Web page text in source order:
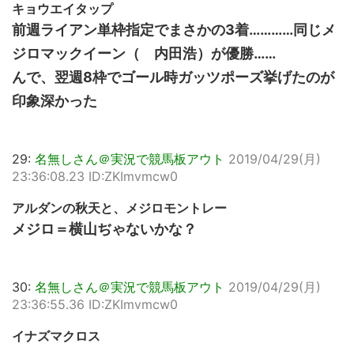
キョウエイタップ
前週ライアン単枠指定でまさかの3着…………同じメ
ジロマックイーン（ 内田浩）が優勝……
んで、翌週8枠でゴール時ガッツポーズ挙げたのが
印象深かった
29: 名無しさん＠実況で競馬板アウト 2019/04/29(月)
23:36:08.23 ID:ZKImvmcw0
アルダンの秋天と、メジロモントレー
メジロ＝横山ぢゃないかな？
30: 名無しさん＠実況で競馬板アウト 2019/04/29(月)
23:36:55.36 ID:ZKImvmcw0
イナズマクロス